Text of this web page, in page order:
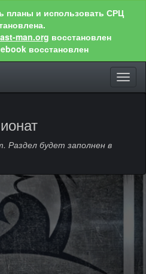
планы и использовать СРЦ
man.org восстановлен
восстановлен
будет заполнен в